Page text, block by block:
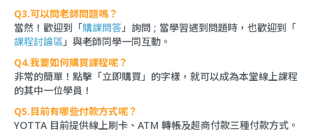
Q3.可以問老師問題嗎？
當然！歡迎到「購課問答」詢問 ; 當學習遇到問題時，也歡迎到「
課程討論區」與老師同學一同互動。
Q4.我要如何購買課程呢？
非常的簡單！點擊「立即購買」的字樣，就可以成為本堂線上課程
的其中一位學員！
Q5.目前有哪些付款方式呢？
YOTTA 目前提供線上刷卡、ATM 轉帳及超商付款三種付款方式。